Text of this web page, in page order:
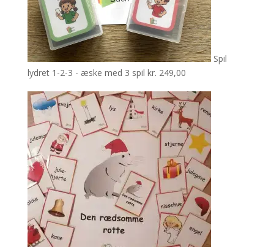
Spil
lydret 1-2-3 - æske med 3 spil kr. 249,00